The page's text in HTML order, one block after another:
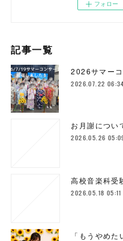
フォロー
記事一覧
2026サマーコ
2026.07.22 06:34
お月謝につい
2026.05.26
高校音楽科受
2026.05.18 05:11
「もうやめ